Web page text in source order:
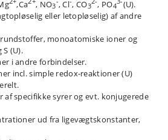
,Ca , NO3 , Cl , CO3 , PO4
(U).
eller letopløselig) af andre
monoatomiske ioner og
(U).
i andre forbindelser.
incl. simple redox-reaktioner (U)
specifikke syrer og evt. konjugerede
ud fra ligevægtskonstanter,